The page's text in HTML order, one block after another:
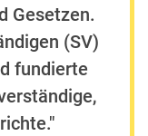
Gesetzen.
(SV)
fundierte